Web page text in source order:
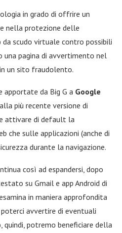
in grado di offrire un
nella protezione delle
scudo virtuale contro possibili
pagina di avvertimento nel
un sito fraudolento.
apportate da Big G a Google
più recente versione di
attivare di default la
che sulle applicazioni (anche di
durante la navigazione.
così ad espandersi, dopo
su Gmail e app Android di
in maniera approfondita
avvertire di eventuali
quindi, potremo beneficiare della